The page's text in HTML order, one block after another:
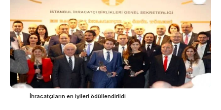
İhracatçıların en iyileri ödüllendirildi